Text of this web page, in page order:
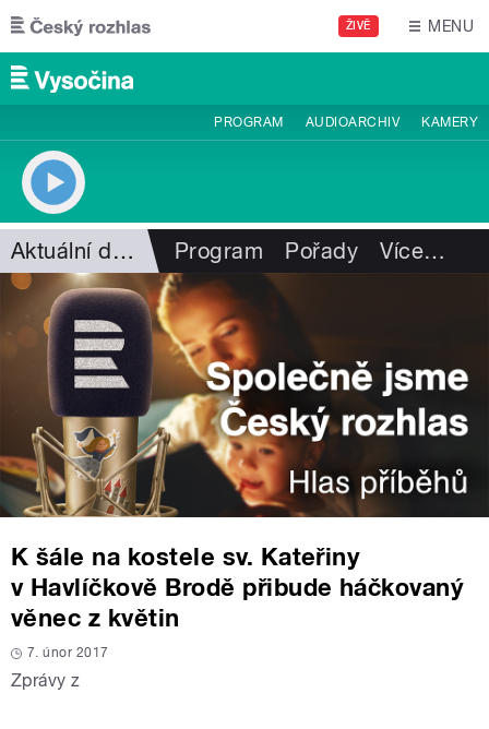
Přejít k hlavnímu obsahu
ŽIVĚ MENU
PROGRAM AUDIOARCHIV KAMERY
Aktuální dění Program Pořady Více…
K šále na kostele sv. Kateřiny
v Havlíčkově Brodě přibude háčkovaný
věnec z květin
7. únor 2017
Zprávy z